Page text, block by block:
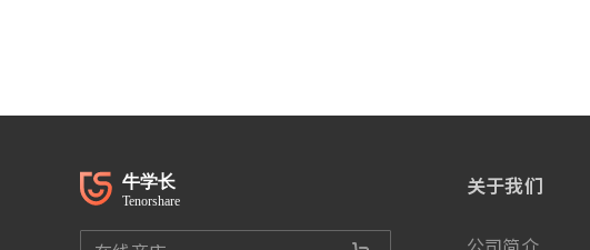
关于我们